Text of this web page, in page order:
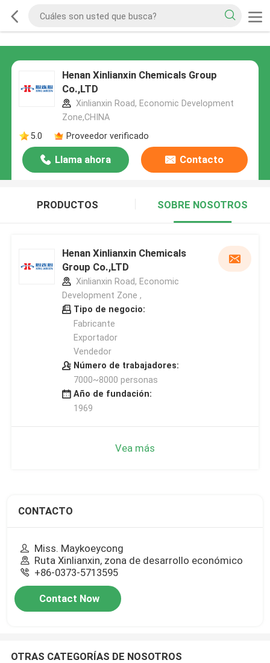
Henan Xinlianxin Chemicals Group
Co.,LTD
Xinlianxin Road, Economic Development
Zone,CHINA
5.0
Proveedor verificado
Llama ahora Contacto
PRODUCTOS SOBRE NOSOTROS
Henan Xinlianxin Chemicals
Group Co.,LTD
Xinlianxin Road, Economic
Development Zone ,
Tipo de negocio:
Fabricante
Exportador
Vendedor
Número de trabajadores:
7000~8000 personas
Año de fundación:
1969
Vea más
CONTACTO
Miss. Maykoeycong
Ruta Xinlianxin, zona de desarrollo económico
+86-0373-5713595
Contact Now
OTRAS CATEGORÍAS DE NOSOTROS